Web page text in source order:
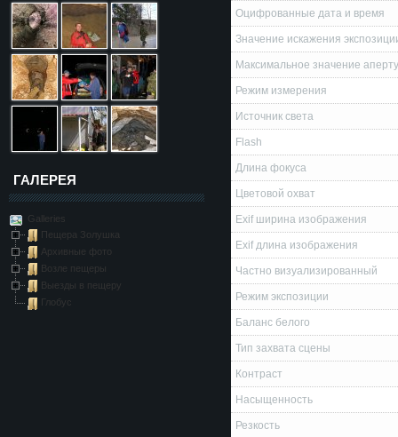
ГАЛЕРЕЯ
Galleries
Пещера Золушка
Архивные фото
Возле пещеры
Выезды в пещеру
Глобус
Оцифрованные дата и время
Значение искажения
Максимальное значение
Режим измерения
Источник света
Flash
Длина фокуса
Цветовой охват
Exif ширина изображения
Exif длина изображения
Частно визуализированный
Режим экспозиции
Баланс белого
Тип захвата сцены
Контраст
Насыщенность
Резкость